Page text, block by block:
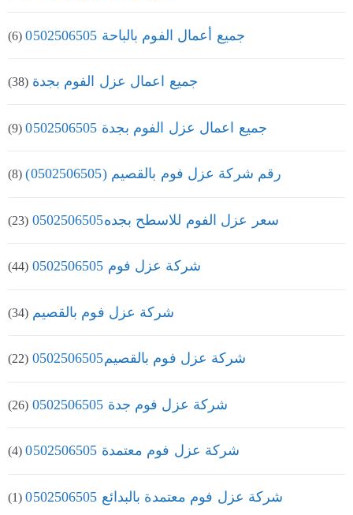
جميع أعمال الفوم بالباحة 0502506505 (6)
جميع اعمال عزل الفوم بجدة (38)
جميع اعمال عزل الفوم بجدة 0502506505 (9)
رقم شركة عزل فوم بالقصيم (0502506505) (8)
سعر عزل الفوم للاسطح بجده0502506505 (23)
شركة عزل فوم 0502506505 (44)
شركة عزل فوم بالقصيم (34)
شركة عزل فوم بالقصيم0502506505 (22)
شركة عزل فوم جدة 0502506505 (26)
شركة عزل فوم معتمدة 0502506505 (4)
شركة عزل فوم معتمدة بالبدائع 0502506505 (1)